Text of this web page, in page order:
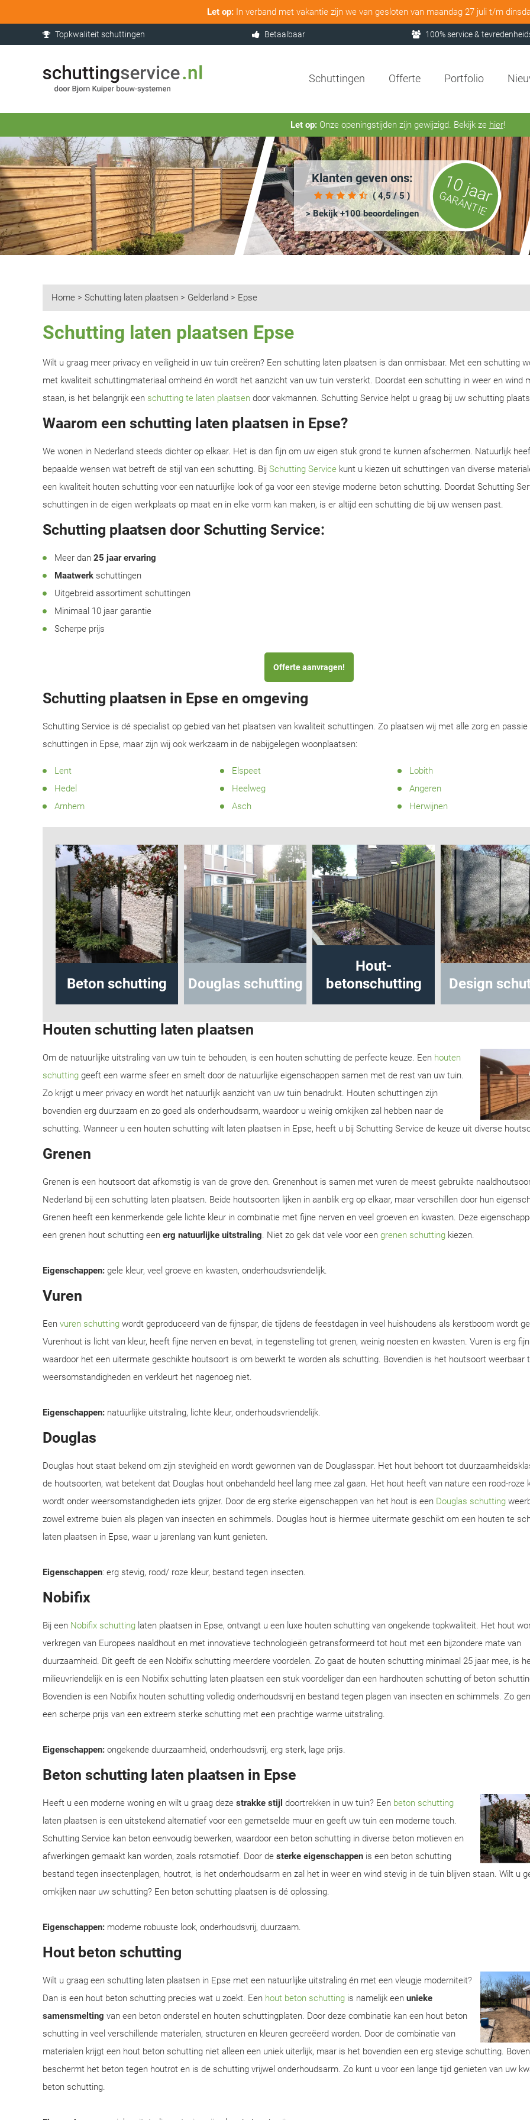
Let op:In verband met vakantie zijn we van gesloten van maandag 27 juli t/m
Topkwaliteit schuttingen Betaalbaar 100% service &
Schuttingen Offerte Portfolio
Let op:Onze openingstijden zijn gewijzigd. Bekijk ze hier!
Klanten geven ons:
( 4,5 / 5 )
> Bekijk +100 beoordelingen
10 jaar
GARANTIE
Home > Schutting laten plaatsen > Gelderland > Epse
Schutting laten plaatsen Epse
Wilt u graag meer privacy en veiligheid in uw tuin creëren? Een schutting laten plaatsen is dan onmisbaar. Met een schutting
met kwaliteit schuttingmateriaal omheind én wordt het aanzicht van uw tuin versterkt. Doordat een schutting in weer en wind
staan, is het belangrijk een schutting te laten plaatsen door vakmannen. Schutting Service helpt u graag bij uw schutting
Waarom een schutting laten plaatsen in Epse?
We wonen in Nederland steeds dichter op elkaar. Het is dan fijn om uw eigen stuk grond te kunnen afschermen. Natuurlijk
bepaalde wensen wat betreft de stijl van een schutting. Bij Schutting Service kunt u kiezen uit schuttingen van diverse
een kwaliteit houten schutting voor een natuurlijke look of ga voor een stevige moderne beton schutting. Doordat Schutting
schuttingen in de eigen werkplaats op maat en in elke vorm kan maken, is er altijd een schutting die bij uw wensen past.
Schutting plaatsen door Schutting Service:
Meer dan 25 jaar ervaring
Maatwerk schuttingen
Uitgebreid assortiment schuttingen
Minimaal 10 jaar garantie
Scherpe prijs
Offerte aanvragen!
Schutting plaatsen in Epse en omgeving
Schutting Service is dé specialist op gebied van het plaatsen van kwaliteit schuttingen. Zo plaatsen wij met alle zorg en passie
schuttingen in Epse, maar zijn wij ook werkzaam in de nabijgelegen woonplaatsen:
Lent Elspeet
Lobith
Hedel
Heelweg
Angeren
Arnhem
Asch Herwijnen
Beton schutting Douglas schutting
Hout-
betonschutting
Design
Houten schutting laten plaatsen
Om de natuurlijke uitstraling van uw tuin te behouden, is een houten schutting de perfecte keuze. Een houten
schutting geeft een warme sfeer en smelt door de natuurlijke eigenschappen samen met de rest van uw tuin.
Zo krijgt u meer privacy en wordt het natuurlijk aanzicht van uw tuin benadrukt. Houten schuttingen zijn
bovendien erg duurzaam en zo goed als onderhoudsarm, waardoor u weinig omkijken zal hebben naar de
schutting. Wanneer u een houten schutting wilt laten plaatsen in Epse, heeft u bij Schutting Service de keuze uit diverse
Grenen
Grenen is een houtsoort dat afkomstig is van de grove den. Grenenhout is samen met vuren de meest gebruikte
Nederland bij een schutting laten plaatsen. Beide houtsoorten lijken in aanblik erg op elkaar, maar verschillen door hun
Grenen heeft een kenmerkende gele lichte kleur in combinatie met fijne nerven en veel groeven en kwasten. Deze
een grenen hout schutting een erg natuurlijke uitstraling. Niet zo gek dat vele voor een grenen schutting kiezen.
Eigenschappen: gele kleur, veel groeve en kwasten, onderhoudsvriendelijk.
Vuren
Een vuren schutting wordt geproduceerd van de fijnspar, die tijdens de feestdagen in veel huishoudens als kerstboom wordt
Vurenhout is licht van kleur, heeft fijne nerven en bevat, in tegenstelling tot grenen, weinig noesten en kwasten. Vuren is erg
waardoor het een uitermate geschikte houtsoort is om bewerkt te worden als schutting. Bovendien is het houtsoort weerbaar
weersomstandigheden en verkleurt het nagenoeg niet.
Eigenschappen: natuurlijke uitstraling, lichte kleur, onderhoudsvriendelijk.
Douglas
Douglas hout staat bekend om zijn stevigheid en wordt gewonnen van de Douglasspar. Het hout behoort tot
de houtsoorten, wat betekent dat Douglas hout onbehandeld heel lang mee zal gaan. Het hout heeft van nature een rood-roze
wordt onder weersomstandigheden iets grijzer. Door de erg sterke eigenschappen van het hout is een Douglas schutting
zowel extreme buien als plagen van insecten en schimmels. Douglas hout is hiermee uitermate geschikt om een houten te
laten plaatsen in Epse, waar u jarenlang van kunt genieten.
Eigenschappen: erg stevig, rood/ roze kleur, bestand tegen insecten.
Nobifix
Bij een Nobifix schutting laten plaatsen in Epse, ontvangt u een luxe houten schutting van ongekende topkwaliteit. Het hout
verkregen van Europees naaldhout en met innovatieve technologieën getransformeerd tot hout met een bijzondere mate van
duurzaamheid. Dit geeft de een Nobifix schutting meerdere voordelen. Zo gaat de houten schutting minimaal 25 jaar mee, is
milieuvriendelijk en is een Nobifix schutting laten plaatsen een stuk voordeliger dan een hardhouten schutting of beton
Bovendien is een Nobifix houten schutting volledig onderhoudsvrij en bestand tegen plagen van insecten en schimmels. Zo
een scherpe prijs van een extreem sterke schutting met een prachtige warme uitstraling.
Eigenschappen: ongekende duurzaamheid, onderhoudsvrij, erg sterk, lage prijs.
Beton schutting laten plaatsen in Epse
Heeft u een moderne woning en wilt u graag deze strakke stijl doortrekken in uw tuin? Een beton schutting
laten plaatsen is een uitstekend alternatief voor een gemetselde muur en geeft uw tuin een moderne touch.
Schutting Service kan beton eenvoudig bewerken, waardoor een beton schutting in diverse beton motieven en
afwerkingen gemaakt kan worden, zoals rotsmotief. Door de sterke eigenschappen is een beton schutting
bestand tegen insectenplagen, houtrot, is het onderhoudsarm en zal het in weer en wind stevig in de tuin blijven staan. Wilt u
omkijken naar uw schutting? Een beton schutting plaatsen is dé oplossing.
Eigenschappen: moderne robuuste look, onderhoudsvrij, duurzaam.
Hout beton schutting
Wilt u graag een schutting laten plaatsen in Epse met een natuurlijke uitstraling én met een vleugje moderniteit?
Dan is een hout beton schutting precies wat u zoekt. Een hout beton schutting is namelijk een unieke
samensmelting van een beton onderstel en houten schuttingplaten. Door deze combinatie kan een hout beton
schutting in veel verschillende materialen, structuren en kleuren gecreëerd worden. Door de combinatie van
materialen krijgt een hout beton schutting niet alleen een uniek uiterlijk, maar is het bovendien een erg stevige schutting.
beschermt het beton tegen houtrot en is de schutting vrijwel onderhoudsarm. Zo kunt u voor een lange tijd genieten van uw
beton schutting.